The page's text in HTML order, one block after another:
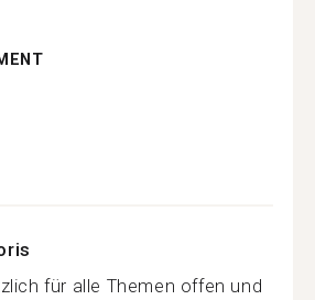
für alle Themen offen und